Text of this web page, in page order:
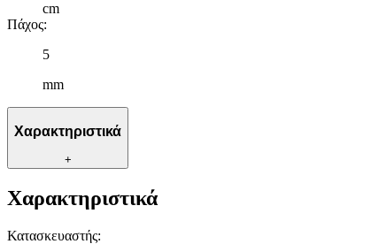
cm
Πάχος:
5
mm
Χαρακτηριστικά
+
Χαρακτηριστικά
Κατασκευαστής: